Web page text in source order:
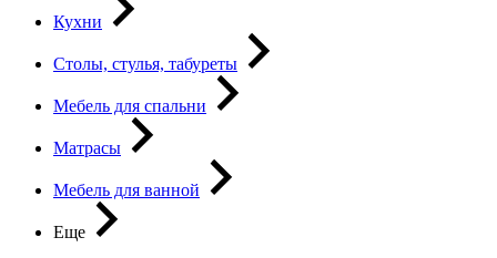
Кухни
Столы, стулья, табуреты
Мебель для спальни
Матрасы
Мебель для ванной
Еще